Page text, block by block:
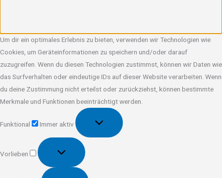
Um dir ein optimales Erlebnis zu bieten, verwenden wir Technologien wie
Cookies, um Geräteinformationen zu speichern und/oder darauf
zuzugreifen. Wenn du diesen Technologien zustimmst, können wir Daten wie
das Surfverhalten oder eindeutige IDs auf dieser Website verarbeiten. Wenn
du deine Zustimmung nicht erteilst oder zurückziehst, können bestimmte
Merkmale und Funktionen beeinträchtigt werden.
Funktional
Immer aktiv
Vorlieben
Vorlieben
Statistiken